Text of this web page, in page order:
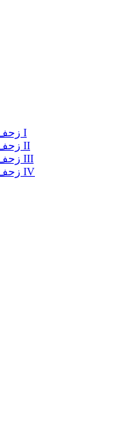
زحف الوحوش (فريق) I
زحف الوحوش (فريق) II
زحف الوحوش (فريق) III
زحف الوحوش (فريق) IV